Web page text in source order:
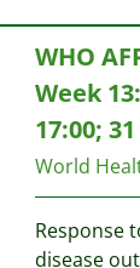
WHO
Week
17:00;
World
Response
disease